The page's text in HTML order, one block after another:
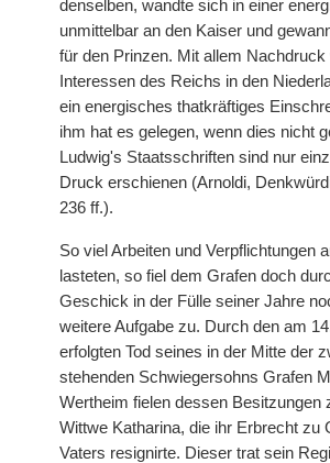
denselben, wandte sich in einer
unmittelbar an den Kaiser und
für den Prinzen. Mit allem Nachdruck
Interessen des Reichs in den
ein energisches thatkräftiges
ihm hat es gelegen, wenn dies nicht
Ludwig's Staatsschriften sind nur
Druck erschienen (Arnoldi,
236 ff.).
So viel Arbeiten und Verpflichtungen
lasteten, so fiel dem Grafen doch
Geschick in der Fülle seiner Jahre
weitere Aufgabe zu. Durch den am
erfolgten Tod seines in der Mitte der
stehenden Schwiegersohns Grafen
Wertheim fielen dessen Besitzungen
Wittwe Katharina, die ihr Erbrecht zu
Vaters resignirte. Dieser trat sein